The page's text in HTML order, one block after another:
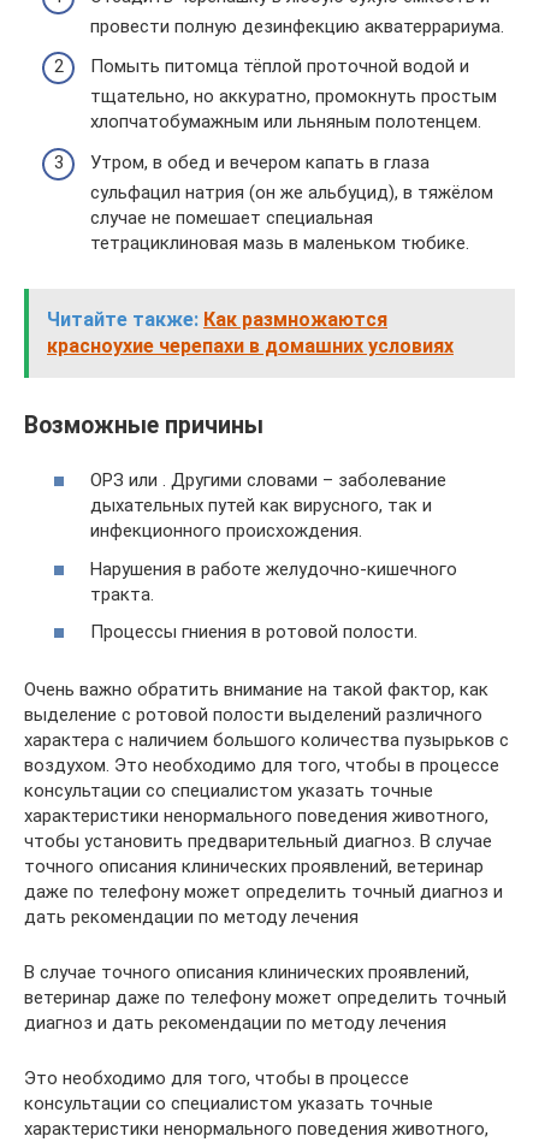
провести полную дезинфекцию акватеррариума.
Помыть питомца тёплой проточной водой и
тщательно, но аккуратно, промокнуть простым
хлопчатобумажным или льняным полотенцем.
Утром, в обед и вечером капать в глаза
сульфацил натрия (он же альбуцид), в тяжёлом
случае не помешает специальная
тетрациклиновая мазь в маленьком тюбике.
Читайте также: Как размножаются
красноухие черепахи в домашних условиях
Возможные причины
ОРЗ или . Другими словами – заболевание
дыхательных путей как вирусного, так и
инфекционного происхождения.
Нарушения в работе желудочно-кишечного
тракта.
Процессы гниения в ротовой полости.
Очень важно обратить внимание на такой фактор, как
выделение с ротовой полости выделений различного
характера с наличием большого количества пузырьков с
воздухом. Это необходимо для того, чтобы в процессе
консультации со специалистом указать точные
характеристики ненормального поведения животного,
чтобы установить предварительный диагноз. В случае
точного описания клинических проявлений, ветеринар
даже по телефону может определить точный диагноз и
дать рекомендации по методу лечения
В случае точного описания клинических проявлений,
ветеринар даже по телефону может определить точный
диагноз и дать рекомендации по методу лечения
Это необходимо для того, чтобы в процессе
консультации со специалистом указать точные
характеристики ненормального поведения животного,